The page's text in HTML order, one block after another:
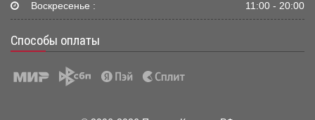
Воскресенье : 11:00 - 20:00
Способы оплаты